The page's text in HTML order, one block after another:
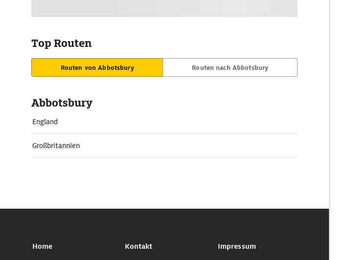
Top Routen
Routen von Abbotsbury Routen nach Abbotsbury
Abbotsbury
England
Großbritannien
Home
Kontakt
Impressum